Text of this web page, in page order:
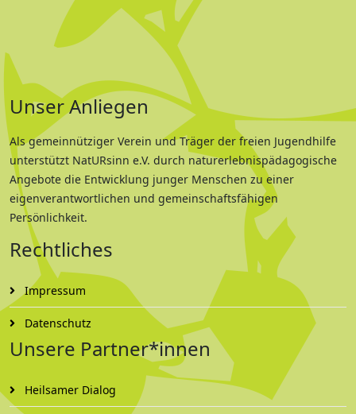
Unser Anliegen
Als gemeinnütziger Verein und Träger der freien Jugendhilfe
unterstützt NatURsinn e.V. durch naturerlebnispädagogische
Angebote die Entwicklung junger Menschen zu einer
eigenverantwortlichen und gemeinschaftsfähigen
Persönlichkeit.
Rechtliches
Impressum
Datenschutz
Unsere Partner*innen
Heilsamer Dialog